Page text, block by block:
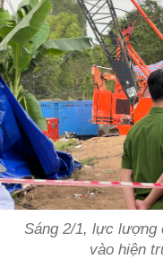
Sáng 2/1, lực lượng
vào hiện